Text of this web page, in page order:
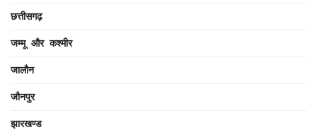
छत्तीसगढ़
जम्मू और कश्मीर
जालौन
जौनपुर
झारखण्ड